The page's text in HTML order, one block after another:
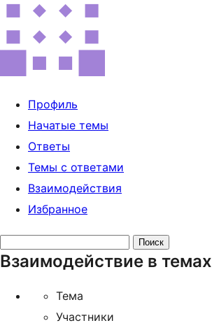
Профиль
Начатые темы
Ответы
Темы с ответами
Взаимодействия
Избранное
тем:
Взаимодействие в темах
Тема
Участники